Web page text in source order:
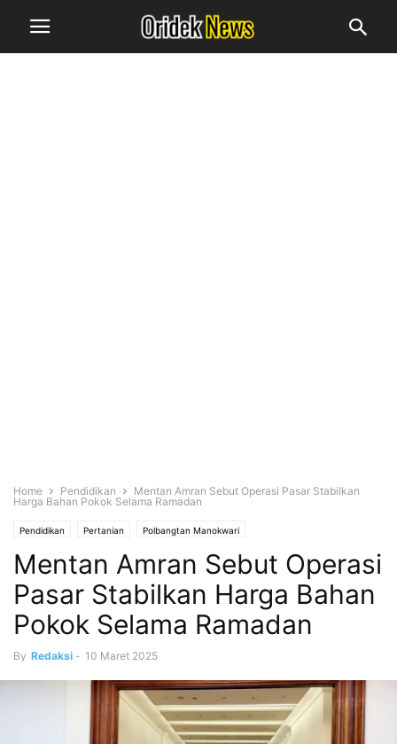
Home Pendidikan
Mentan Amran Sebut Operasi Pasar Stabilkan
Harga Bahan Pokok Selama Ramadan
Pendidikan Pertanian Polbangtan Manokwari
Mentan Amran Sebut Operasi
Pasar Stabilkan Harga Bahan
Pokok Selama Ramadan
By Redaksi - 10 Maret 2025